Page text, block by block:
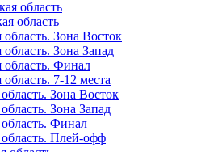
область
область
область. Зона Восток
область. Зона Запад
область. Финал
7-12 места
область. Зона Восток
Зона Запад
область. Финал
область. Плей-офф